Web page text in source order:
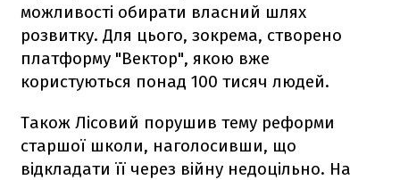
можливості обирати власний шлях
розвитку. Для цього, зокрема, створено
платформу "Вектор", якою вже
користуються понад 100 тисяч людей.
Також Лісовий порушив тему реформи
старшої школи, наголосивши, що
відкладати її через війну недоцільно. На